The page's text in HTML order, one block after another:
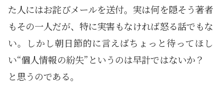
た人にはお詫びメールを送付。実は何を隠そう著者
もその一人だが、特に実害もなければ怒る話でもな
い。しかし朝日節的に言えばちょっと待ってほし
い“個人情報の紛失”というのは早計ではないか？
と思うのである。